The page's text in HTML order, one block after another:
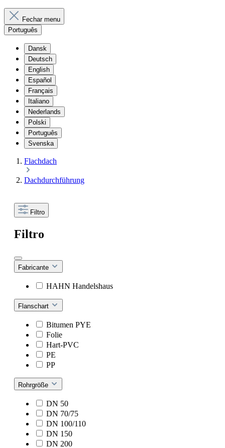
Fechar menu
Português
Dansk
Deutsch
English
Español
Français
Italiano
Nederlands
Polski
Português
Svenska
Flachdach
Dachdurchführung
Filtro
Filtro
Fabricante
HAHN Handelshaus
Flanschart
Bitumen PYE
Folie
Hart-PVC
PE
PP
Rohrgröße
DN 50
DN 70/75
DN 100/110
DN 150
DN 200